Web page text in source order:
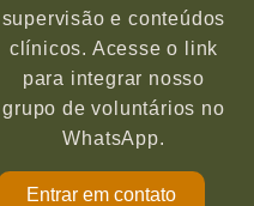
supervisão e conteúdos
clínicos. Acesse o link
para integrar nosso
grupo de voluntários no
WhatsApp.
Entrar em contato